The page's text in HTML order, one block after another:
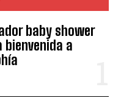
baby shower
bienvenida a